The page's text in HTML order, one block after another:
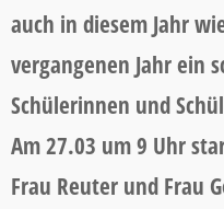
auch in diesem Jahr
vergangenen Jahr ein
Schülerinnen und
Am 27.03 um 9 Uhr
Frau Reuter und Frau